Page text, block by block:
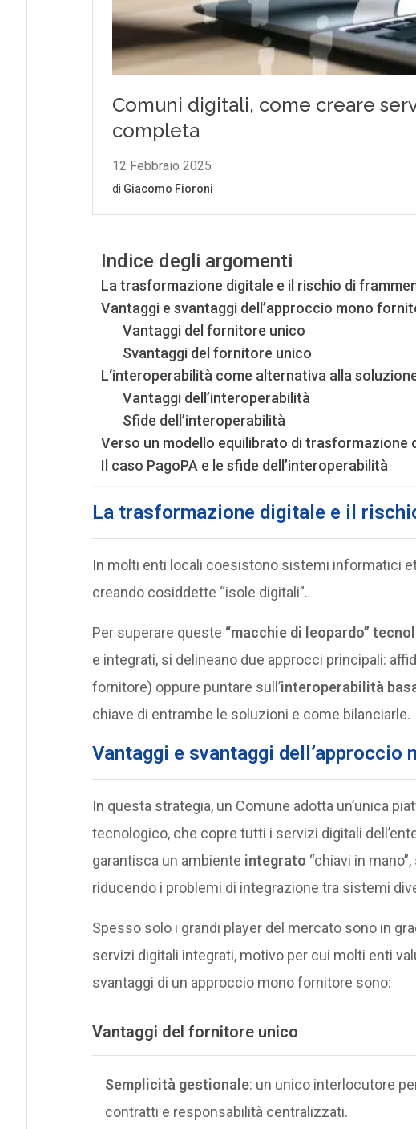
Indice degli argomenti
La trasformazione digitale e il rischio di
Vantaggi e svantaggi dell’approccio mono
Vantaggi del fornitore unico
Svantaggi del fornitore unico
L‘interoperabilità come alternativa alla
Vantaggi dell’interoperabilità
Sfide dell’interoperabilità
Verso un modello equilibrato di trasformazione
Il caso PagoPA e le sfide dell’interoperabilità
La trasformazione digitale e il
In molti enti locali coesistono sistemi informatici
creando cosiddette “isole digitali”.
Per superare queste “macchie di leopardo”
e integrati, si delineano due approcci principali:
fornitore) oppure puntare sull’interoperabilità
chiave di entrambe le soluzioni e come bilanciarle.
Vantaggi e svantaggi dell’approccio
In questa strategia, un Comune adotta un’unica
tecnologico, che copre tutti i servizi digitali
garantisca un ambiente integrato “chiavi in
riducendo i problemi di integrazione tra sistemi
Spesso solo i grandi player del mercato sono in
servizi digitali integrati​, motivo per cui molti enti
svantaggi di un approccio mono fornitore sono:
Vantaggi del fornitore unico
Semplicità gestionale: un unico interlocutore
contratti e responsabilità centralizzati.